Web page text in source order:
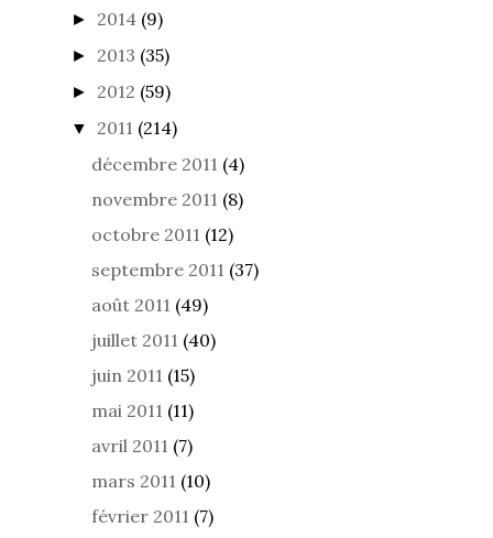
► 2014 (9)
► 2013 (35)
► 2012 (59)
▼ 2011 (214)
décembre 2011 (4)
novembre 2011 (8)
octobre 2011 (12)
septembre 2011 (37)
août 2011 (49)
juillet 2011 (40)
juin 2011 (15)
mai 2011 (11)
avril 2011 (7)
mars 2011 (10)
février 2011 (7)